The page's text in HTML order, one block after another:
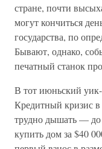
стране, почти
могут кончиться
государства, по
Бывают, однако,
печатный станок
В тот июньский
Кредитный кризис в
трудно дышать — до
купить дом за $40